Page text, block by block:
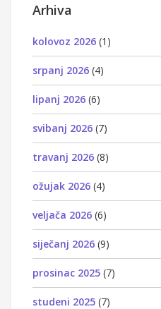
Arhiva
kolovoz 2026 (1)
srpanj 2026 (4)
lipanj 2026 (6)
svibanj 2026 (7)
travanj 2026 (8)
ožujak 2026 (4)
veljača 2026 (6)
siječanj 2026 (9)
prosinac 2025 (7)
studeni 2025 (7)